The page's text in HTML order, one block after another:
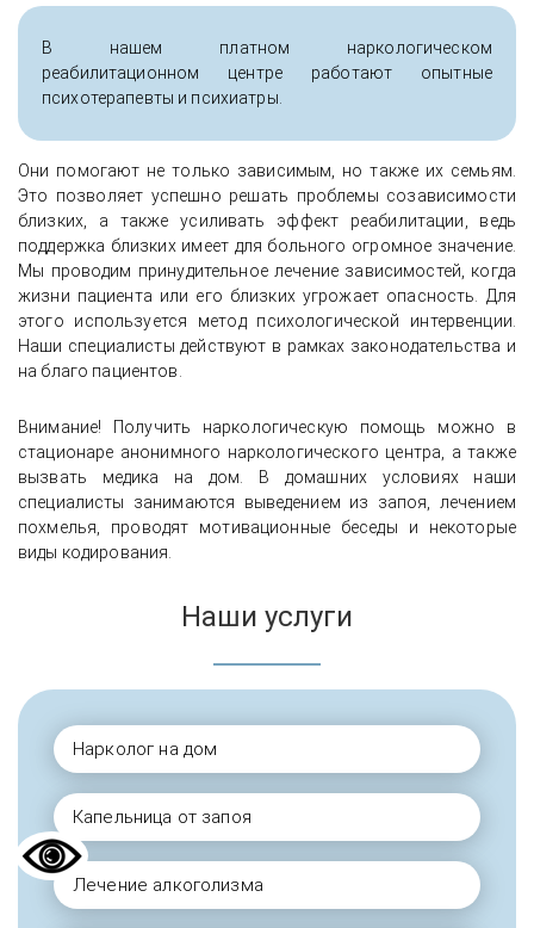
В нашем платном наркологическом
реабилитационном центре работают опытные
психотерапевты и психиатры.
Они помогают не только зависимым, но также их семьям.
Это позволяет успешно решать проблемы созависимости
близких, а также усиливать эффект реабилитации, ведь
поддержка близких имеет для больного огромное значение.
Мы проводим принудительное лечение зависимостей, когда
жизни пациента или его близких угрожает опасность. Для
этого используется метод психологической интервенции.
Наши специалисты действуют в рамках законодательства и
на благо пациентов.
Внимание! Получить наркологическую помощь можно в
стационаре анонимного наркологического центра, а также
вызвать медика на дом. В домашних условиях наши
специалисты занимаются выведением из запоя, лечением
похмелья, проводят мотивационные беседы и некоторые
виды кодирования.
Наши услуги
Нарколог на дом
Капельница от запоя
Лечение алкоголизма